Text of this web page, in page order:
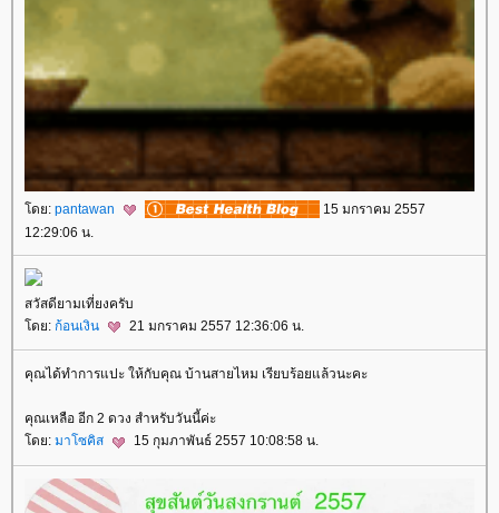
ดย: pantawan
15 มกราคม 2557
12:29:06 น.
สวัสดียามเที่ยงครับ
ดย: ก้อนเงิน 21 มกราคม 2557 12:36:06 น.
คุณได้ทำการแปะ ให้กับคุณ บ้านสายไหม เรียบร้อยแล้วนะคะ
คุณเหลือ อีก 2 ดวง สำหรับวันนี้ค่ะ
ดย: มาโซคิส 15 กุมภาพันธ์ 2557 10:08:58 น.